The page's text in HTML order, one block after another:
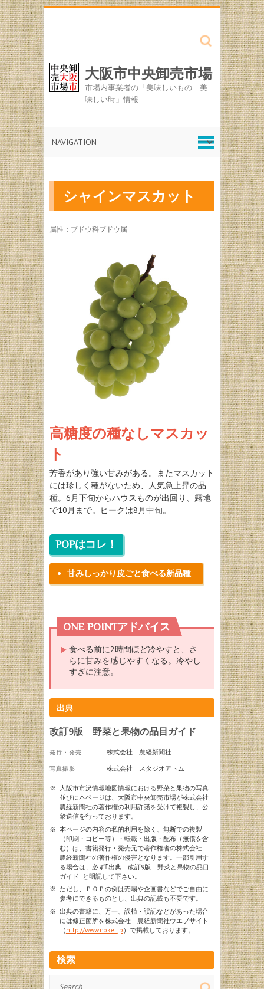
Search
大阪市中央卸売市場
市場内事業者の「美味しいもの 美
味しい時」情報
シャインマスカット
属性：ブドウ科ブドウ属
高糖度の種なしマスカッ
ト
芳香があり強い甘みがある。またマスカット
には珍しく種がないため、人気急上昇の品
種。6月下旬からハウスものが出回り、露地
で10月まで。ピークは8月中旬。
POPはコレ！
甘みしっかり皮ごと食べる新品種
ONE POINTアドバイス
食べる前に2時間ほど冷やすと、さ
らに甘みを感じやすくなる。冷やし
すぎに注意。
出典
改訂9版 野菜と果物の品目ガイド
発行・発売 株式会社 農経新聞社
写真撮影 株式会社 スタジオアトム
※ 大阪市市況情報地図情報における野菜と果物の写真
並びに本ページは、大阪市中央卸売市場が株式会社
農経新聞社の著作権の利用許諾を受けて複製し、公
衆送信を行っております。
※ 本ページの内容の私的利用を除く、無断での複製
（印刷・コピー等）・転載・出版・配布（無償を含
む）は、書籍発行・発売元で著作権者の株式会社
農経新聞社の著作権の侵害となります。一部引用す
る場合は、必ず｢出典 改訂9版 野菜と果物の品目
ガイド｣と明記して下さい。
※ ただし、ＰＯＰの例は売場や企画書などでご自由に
参考にできるものとし、出典の記載も不要です。
※ 出典の書籍に、万一、誤植・誤記などがあった場合
には修正箇所を株式会社 農経新聞社ウエブサイト
（ http://www.nokei.jp ）で掲載しております。
検索